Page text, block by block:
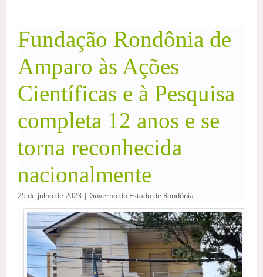
Fundação Rondônia de
Amparo às Ações
Científicas e à Pesquisa
completa 12 anos e se
torna reconhecida
nacionalmente
25 de julho de 2023 | Governo do Estado de Rondônia